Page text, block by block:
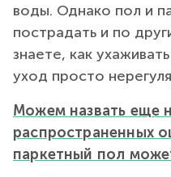
воды. Однако пол и
пострадать и по
знаете, как
уход просто
Можем назвать еще
распространенных
паркетный пол